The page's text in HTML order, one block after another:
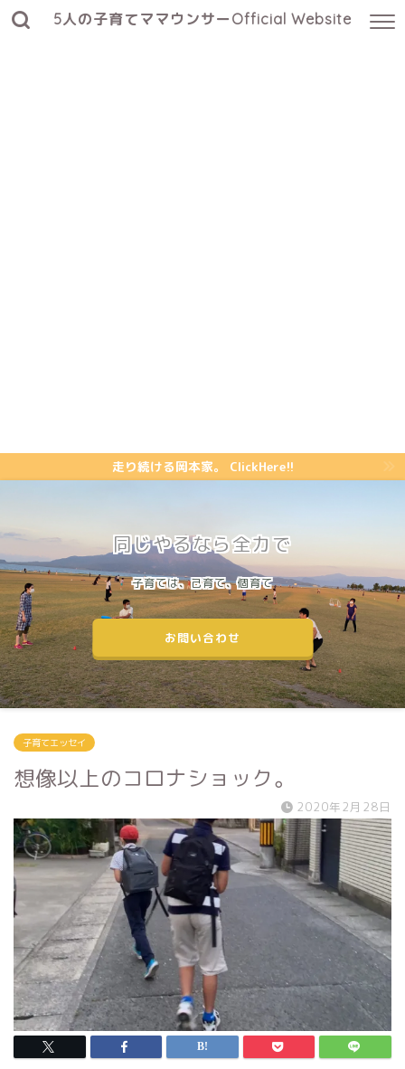
5人の子育てママウンサーOfficial Website
走り続ける岡本家。 ClickHere!!
同じやるなら全力で
子育ては、己育て、個育て
お問い合わせ
子育てエッセイ
想像以上のコロナショック。
2020年2月28日